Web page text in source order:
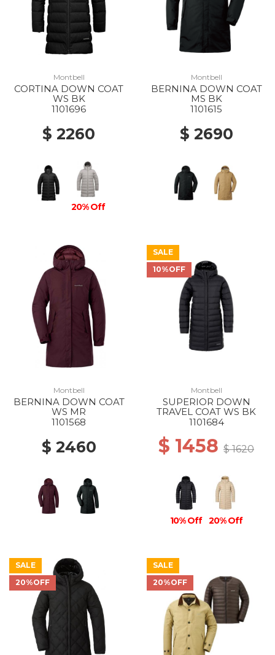
Montbell
CORTINA DOWN COAT
WS BK
1101696
$ 2260
20% Off
Montbell
BERNINA DOWN COAT
MS BK
1101615
$ 2690
Montbell
BERNINA DOWN COAT
WS MR
1101568
$ 2460
SALE
10%OFF
Montbell
SUPERIOR DOWN
TRAVEL COAT WS BK
1101684
$ 1458 $ 1620
10% Off 20% Off
SALE
20%OFF
SALE
20%OFF